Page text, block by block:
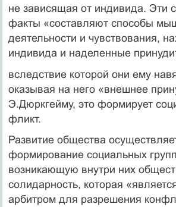
не зависящая от индивида. Эти
факты «состав­ляют способы
деятельности и чувствования,
индивида и наделенные
вследс­твие которой они ему
оказывая на него «внешнее
Э.Дюркгейму, это формирует
фликт.
Развитие общества
формирование соци­альных
возникающую внутри них
солидар­ность, которая
арбитром для разрешения